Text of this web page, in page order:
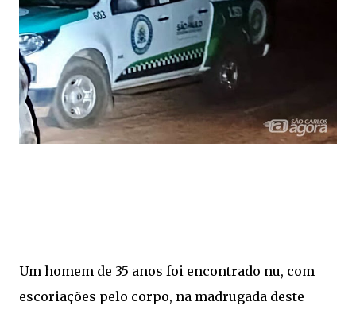
Um homem de 35 anos foi encontrado nu, com
escoriações pelo corpo, na madrugada deste